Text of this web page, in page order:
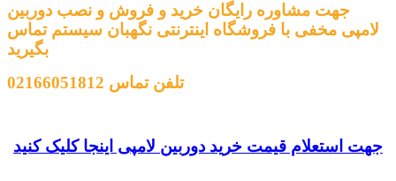
جهت مشاوره رایگان خرید و فروش و نصب دوربین
لامپی مخفی با فروشگاه اینترنتی نگهبان سیستم تماس
بگیرید
تلفن تماس 02166051812
جهت استعلام قیمت خرید دوربین لامپی اینجا کلیک کنید